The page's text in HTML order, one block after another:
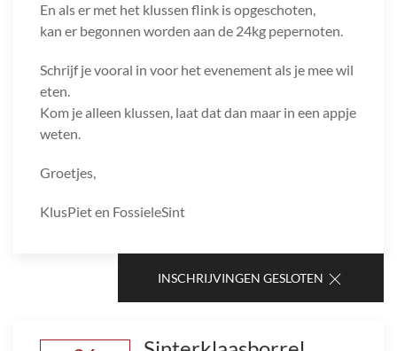
En als er met het klussen flink is opgeschoten,
kan er begonnen worden aan de 24kg pepernoten.
Schrijf je vooral in voor het evenement als je mee wil
eten.
Kom je alleen klussen, laat dat dan maar in een appje
weten.
Groetjes,
KlusPiet en FossieleSint
INSCHRIJVINGEN GESLOTEN